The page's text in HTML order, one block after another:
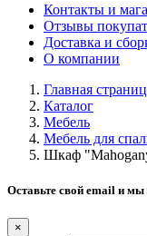
Контакты и
Отзывы
Доставка и
О компании
Главная
Каталог
Мебель
Мебель для
Шкаф
Оставьте свой email и
×